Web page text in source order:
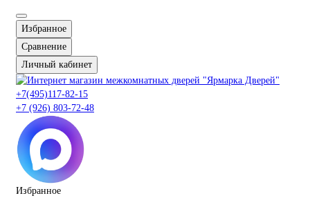
Избранное
Сравнение
Личный кабинет
+7(495)117-82-15
+7 (926) 803-72-48
Избранное